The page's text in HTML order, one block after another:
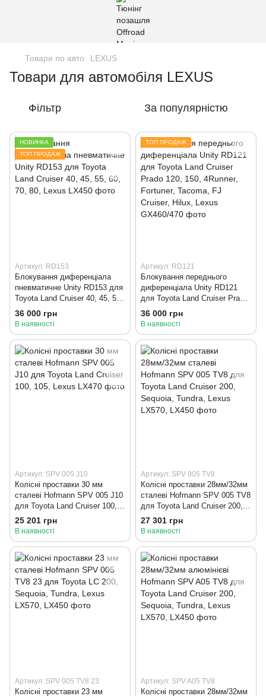
Товари по авто LEXUS
Товари для автомобіля LEXUS
Фільтр За популярністю
НОВИНКА
ТОП ПРОДАЖ
Артикул: RD153
Блокування диференціала
пневматичне Unity RD153 для
Toyota Land Cruiser 40, 45, 55,
36 000 грн
В наявності
ТОП ПРОДАЖ
Артикул: RD121
Блокування переднього
диференціала Unity RD121
для Toyota Land Cruiser Prado
120, 150, 4Runner, Fortuner,
Tacoma, FJ Cruiser, Hilux,
36 000 грн
В наявності
Артикул: SPV 005 J10
Колісні проставки 30 мм
сталеві Hofmann SPV 005 J10
для Toyota Land Cruiser 100,
105, Lexus LX470
25 201 грн
В наявності
Артикул: SPV 005 TV8
Колісні проставки 28мм/32мм
сталеві Hofmann SPV 005 TV8
для Toyota Land Cruiser 200,
Sequoia, Tundra, Lexus LX570,
LX450
27 301 грн
В наявності
Артикул: SPV 005 TV8 23
Колісні проставки 23 мм
Артикул: SPV A05 TV8
Колісні проставки 28мм/32мм